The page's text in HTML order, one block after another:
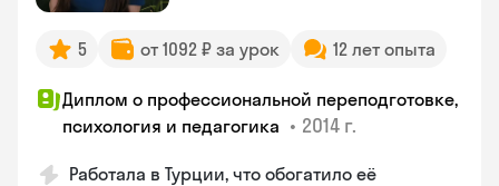
5 от 1092 ₽ за урок 12 лет опыта
Диплом о профессиональной переподготовке,
психология и педагогика • 2014 г.
Работала в Турции, что обогатило её